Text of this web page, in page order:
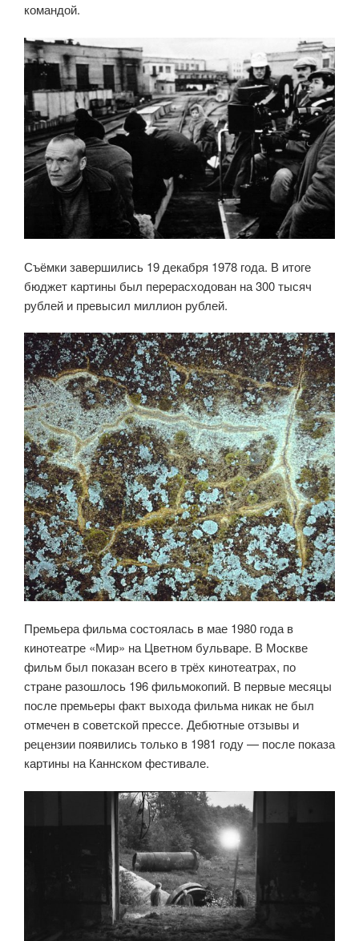
командой.
Съёмки завершились 19 декабря 1978 года. В итоге
бюджет картины был перерасходован на 300 тысяч
рублей и превысил миллион рублей.
Премьера фильма состоялась в мае 1980 года в
кинотеатре «Мир» на Цветном бульваре. В Москве
фильм был показан всего в трёх кинотеатрах, по
стране разошлось 196 фильмокопий. В первые месяцы
после премьеры факт выхода фильма никак не был
отмечен в советской прессе. Дебютные отзывы и
рецензии появились только в 1981 году — после показа
картины на Каннском фестивале.